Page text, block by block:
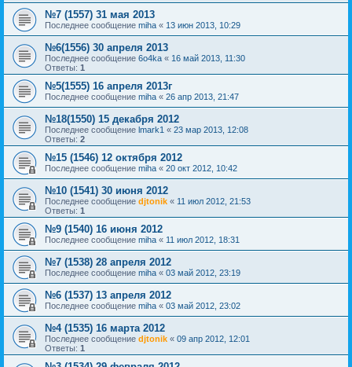
№7 (1557) 31 мая 2013
Последнее сообщение miha « 13 июн 2013, 10:29
№6(1556) 30 апреля 2013
Последнее сообщение 6o4ka « 16 май 2013, 11:30
Ответы: 1
№5(1555) 16 апреля 2013г
Последнее сообщение miha « 26 апр 2013, 21:47
№18(1550) 15 декабря 2012
Последнее сообщение lmark1 « 23 мар 2013, 12:08
Ответы: 2
№15 (1546) 12 октября 2012
Последнее сообщение miha « 20 окт 2012, 10:42
№10 (1541) 30 июня 2012
Последнее сообщение djtonik « 11 июл 2012, 21:53
Ответы: 1
№9 (1540) 16 июня 2012
Последнее сообщение miha « 11 июл 2012, 18:31
№7 (1538) 28 апреля 2012
Последнее сообщение miha « 03 май 2012, 23:19
№6 (1537) 13 апреля 2012
Последнее сообщение miha « 03 май 2012, 23:02
№4 (1535) 16 марта 2012
Последнее сообщение djtonik « 09 апр 2012, 12:01
Ответы: 1